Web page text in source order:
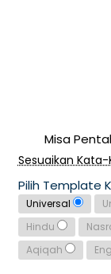
Misa
Sesuaikan
Pilih Template
Universal
Hindu
Aqiqah